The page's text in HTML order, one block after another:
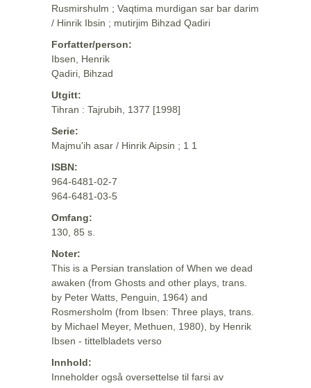
Rusmirshulm ; Vaqtima murdigan sar bar darim
/ Hinrik Ibsin ; mutirjim Bihzad Qadiri
Forfatter/person:
Ibsen, Henrik
Qadiri, Bihzad
Utgitt:
Tihran : Tajrubih, 1377 [1998]
Serie:
Majmu'ih asar / Hinrik Aipsin ; 1 1
ISBN:
964-6481-02-7
964-6481-03-5
Omfang:
130, 85 s.
Noter:
This is a Persian translation of When we dead
awaken (from Ghosts and other plays, trans.
by Peter Watts, Penguin, 1964) and
Rosmersholm (from Ibsen: Three plays, trans.
by Michael Meyer, Methuen, 1980), by Henrik
Ibsen - tittelbladets verso
Innhold:
Inneholder også oversettelse til farsi av